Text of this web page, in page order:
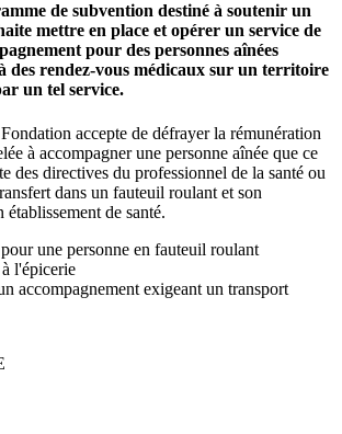
de subvention destiné à soutenir un
mettre en place et opérer un service de
pour des personnes aînées
des rendez-vous médicaux sur un territoire
un tel service.
accepte de défrayer la rémunération
à accompagner une personne aînée que ce
des directives du professionnel de la santé ou
dans un fauteuil roulant et son
établissement de santé.